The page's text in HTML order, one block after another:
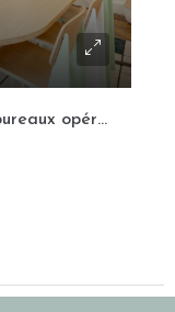
Antin IV – Paris 2 – Location bureaux opérés flexibles